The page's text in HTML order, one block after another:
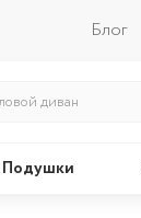
Блог
Подушки